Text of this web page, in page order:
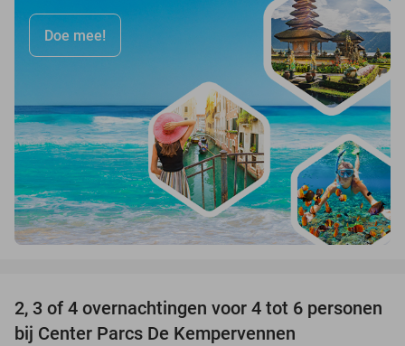
Doe mee!
2, 3 of 4 overnachtingen voor 4 tot 6 personen
bij Center Parcs De Kempervennen